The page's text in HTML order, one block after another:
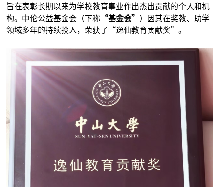
旨在表彰长期以来为学校教育事业作出杰出贡献的个人和机
构。中伦公益基金会（下称 “基金会” ）因其在奖教、助学
领域多年的持续投入，荣获了“逸仙教育贡献奖”。